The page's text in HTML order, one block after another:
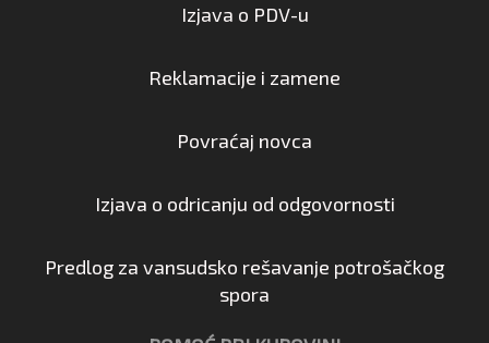
Izjava o PDV-u
Reklamacije i zamene
Povraćaj novca
Izjava o odricanju od odgovornosti
Predlog za vansudsko rešavanje potrošačkog
spora